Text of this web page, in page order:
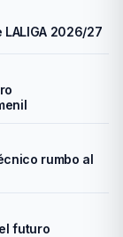
2026/27
rumbo al
futuro